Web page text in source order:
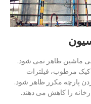
ماشین ظاهر نمی شود.
مرطوب، فیلترات
پارچه مکرر ظاهر شود.
را کاهش می دهند.